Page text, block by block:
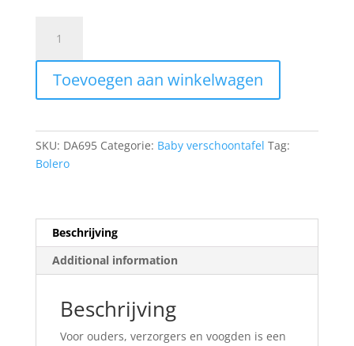
baby
verschoontafel
horizontaal
quantity
Toevoegen aan winkelwagen
SKU: DA695 Categorie: Baby verschoontafel Tag:
Bolero
Beschrijving
Additional information
Beschrijving
Voor ouders, verzorgers en voogden is een